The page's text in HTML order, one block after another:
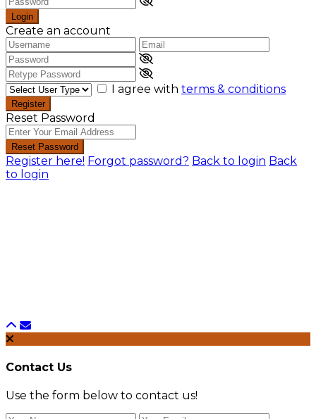
Login
Create an account
I agree with terms & conditions
Register
Reset Password
Reset Password
Register here! Forgot password? Back to login Back
to login
Contact Us
Use the form below to contact us!